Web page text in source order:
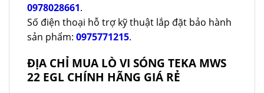
0978028661.
Số điện thoại hỗ trợ kỹ thuật lắp đặt bảo hành
sản phẩm: 0975771215.
ĐỊA CHỈ MUA LÒ VI SÓNG TEKA MWS
22 EGL CHÍNH HÃNG GIÁ RẺ